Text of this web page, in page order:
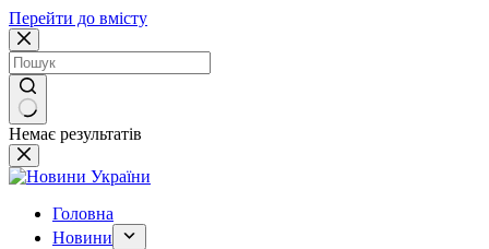
Перейти до вмісту
Немає результатів
Головна
Новини